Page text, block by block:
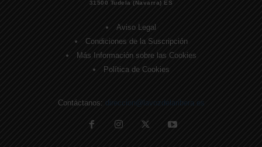
31500 Tudela (Navarra) ES
Aviso Legal
Condiciones de la Suscripción
Más Información sobre las Cookies
Política de Cookies
Contáctanos: direccion@lavozdelaribera.es